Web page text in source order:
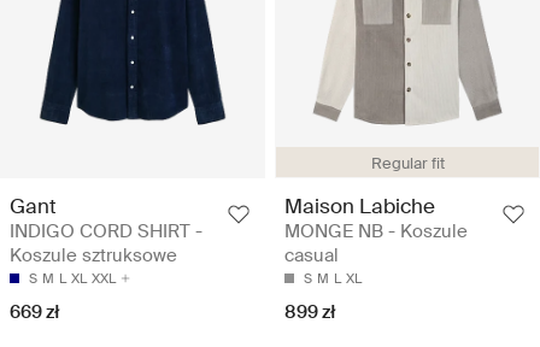
Gant
INDIGO CORD SHIRT -
Koszule sztruksowe
S M L XL XXL
669 zł
Regular fit
Maison Labiche
MONGE NB - Koszule
casual
S M L XL
899 zł